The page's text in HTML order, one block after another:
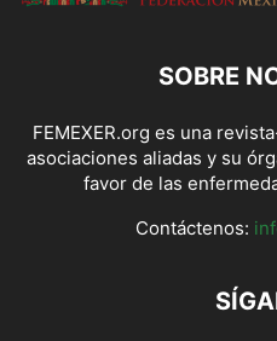
SOBRE
FEMEXER.org es una
asociaciones aliadas y su
favor de las
Contáctenos: